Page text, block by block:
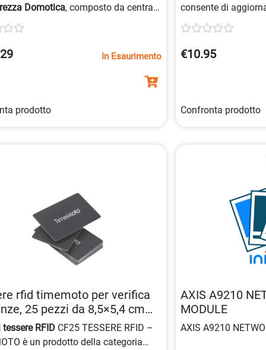
Domotica, composto da centrale
bidirezionale con connessione
In Esaurimento
prodotto
consente di
Safescan 155i
attraverso la
€10.95
Confronta prodotto
rfid timemoto per verifica
25 pezzi da 8,5×5,4 cm
RFID CF25 TESSERE RFID –
è un prodotto della categoria
AXIS A9210
MODULE
AXIS A9210